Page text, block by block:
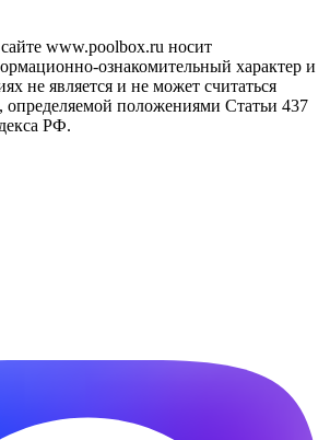
www.poolbox.ru носит
ознакомительный характер и
не является и не может считаться
определяемой положениями Статьи 437
РФ.